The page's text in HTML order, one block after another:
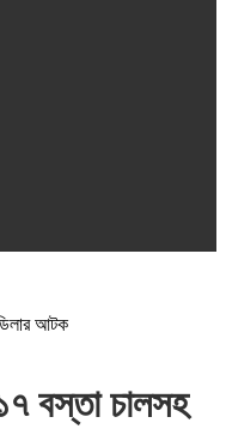
আটক
বস্তা চালসহ